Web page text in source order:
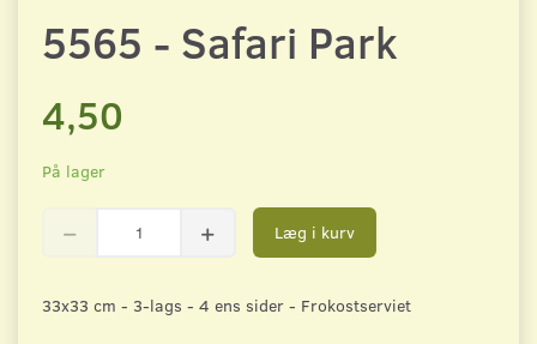
5565 - Safari Park
4,50
På lager
Læg i kurv
33x33 cm - 3-lags - 4 ens sider - Frokostserviet